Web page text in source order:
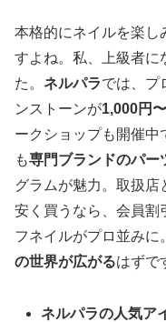
本格的にネイルを楽し
すよね。私、上級者に
た。 ネルパラでは、プ
ンストーンが1,000円
ークショップも開催中
も専門ブランドのパー
グラムが魅力。取扱店
安く買うなら、会員割
フネイルがプロ並みに
の世界が広がるはずで
ネルパラの人気ア